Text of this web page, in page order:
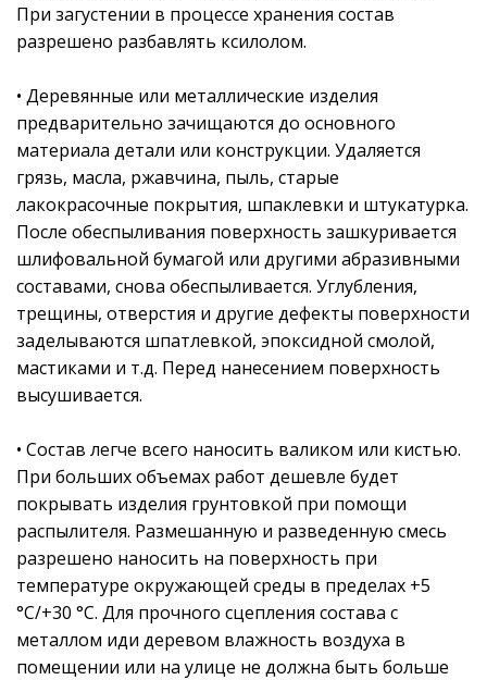
При загустении в процессе хранения состав
разрешено разбавлять ксилолом.
• Деревянные или металлические изделия
предварительно зачищаются до основного
материала детали или конструкции. Удаляется
грязь, масла, ржавчина, пыль, старые
лакокрасочные покрытия, шпаклевки и штукатурка.
После обеспыливания поверхность зашкуривается
шлифовальной бумагой или другими абразивными
составами, снова обеспыливается. Углубления,
трещины, отверстия и другие дефекты поверхности
заделываются шпатлевкой, эпоксидной смолой,
мастиками и т.д. Перед нанесением поверхность
высушивается.
• Состав легче всего наносить валиком или кистью.
При больших объемах работ дешевле будет
покрывать изделия грунтовкой при помощи
распылителя. Размешанную и разведенную смесь
разрешено наносить на поверхность при
температуре окружающей среды в пределах +5
°С/+30 °С. Для прочного сцепления состава с
металлом иди деревом влажность воздуха в
помещении или на улице не должна быть больше